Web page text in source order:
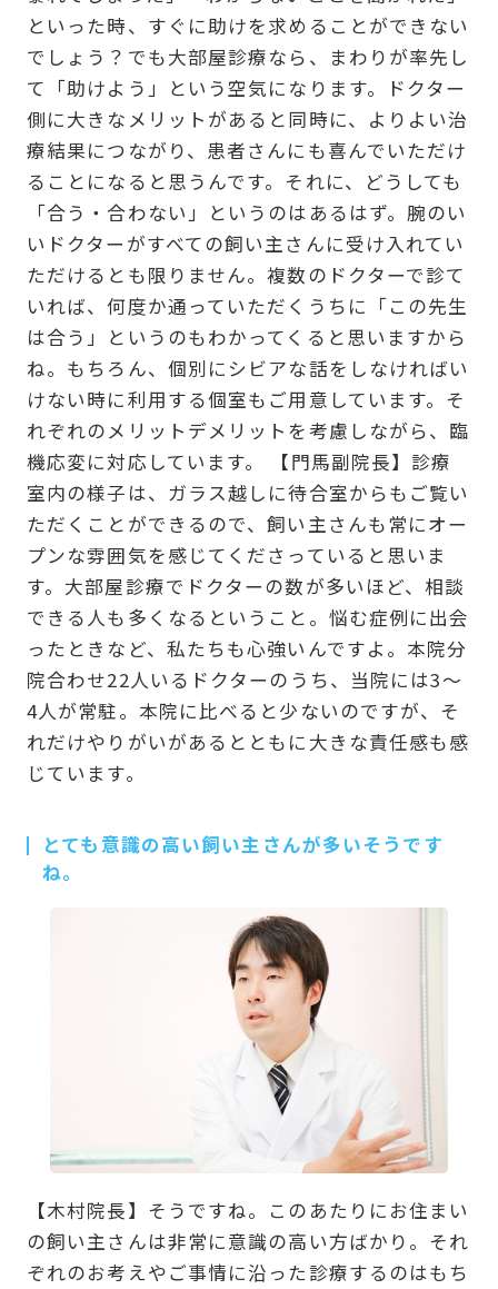
といった時、すぐに助けを求めることができない
でしょう？でも大部屋診療なら、まわりが率先し
て「助けよう」という空気になります。ドクター
側に大きなメリットがあると同時に、よりよい治
療結果につながり、患者さんにも喜んでいただけ
ることになると思うんです。それに、どうしても
「合う・合わない」というのはあるはず。腕のい
いドクターがすべての飼い主さんに受け入れてい
ただけるとも限りません。複数のドクターで診て
いれば、何度か通っていただくうちに「この先生
は合う」というのもわかってくると思いますから
ね。もちろん、個別にシビアな話をしなければい
けない時に利用する個室もご用意しています。そ
れぞれのメリットデメリットを考慮しながら、臨
機応変に対応しています。 【門馬副院長】診療
室内の様子は、ガラス越しに待合室からもご覧い
ただくことができるので、飼い主さんも常にオー
プンな雰囲気を感じてくださっていると思いま
す。大部屋診療でドクターの数が多いほど、相談
できる人も多くなるということ。悩む症例に出会
ったときなど、私たちも心強いんですよ。本院分
院合わせ22人いるドクターのうち、当院には3〜
4人が常駐。本院に比べると少ないのですが、そ
れだけやりがいがあるとともに大きな責任感も感
じています。
とても意識の高い飼い主さんが多いそうです
ね。
【木村院長】そうですね。このあたりにお住まい
の飼い主さんは非常に意識の高い方ばかり。それ
ぞれのお考えやご事情に沿った診療するのはもち